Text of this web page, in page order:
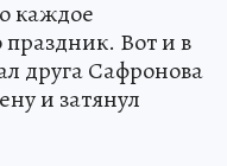
каждое
Вот и в
друга Сафронова
и затянул